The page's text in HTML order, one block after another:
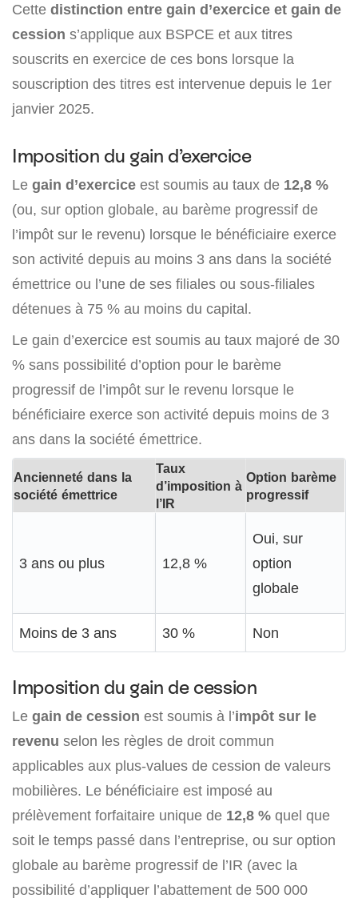
Cette distinction entre gain d’exercice et gain de
cession s’applique aux BSPCE et aux titres
souscrits en exercice de ces bons lorsque la
souscription des titres est intervenue depuis le 1er
janvier 2025.
Imposition du gain d’exercice
Le gain d’exercice est soumis au taux de 12,8 %
(ou, sur option globale, au barème progressif de
l’impôt sur le revenu) lorsque le bénéficiaire exerce
son activité depuis au moins 3 ans dans la société
émettrice ou l’une de ses filiales ou sous-filiales
détenues à 75 % au moins du capital.
Le gain d’exercice est soumis au taux majoré de 30
% sans possibilité d’option pour le barème
progressif de l’impôt sur le revenu lorsque le
bénéficiaire exerce son activité depuis moins de 3
ans dans la société émettrice.
Ancienneté dans la
société émettrice
Taux
d’imposition à
l’IR
Option barème
progressif
3 ans ou plus 12,8 %
Oui, sur
option
globale
Moins de 3 ans 30 % Non
Imposition du gain de cession
Le gain de cession est soumis à l’impôt sur le
revenu selon les règles de droit commun
applicables aux plus-values de cession de valeurs
mobilières. Le bénéficiaire est imposé au
prélèvement forfaitaire unique de 12,8 % quel que
soit le temps passé dans l’entreprise, ou sur option
globale au barème progressif de l’IR (avec la
possibilité d’appliquer l’abattement de 500 000